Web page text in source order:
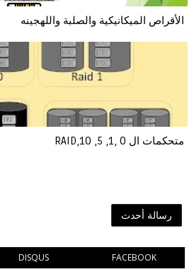
الأقراص الميكانيكية والصلبة واللهجينه
متحكمات ال 0 ,1, 5, 10,RAID
رسالة أحدث
DISQUS FACEBOOK